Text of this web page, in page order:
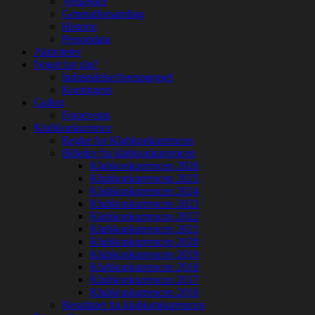
Generalforsamling
Historie
Persondata
Aktiviteter
Noget for dig?
Indmeldelse/forespørgsel
Kontingent
Galleri
Fotoevents
Klubkonkurrence
Regler for Klubkonkurrencen
Billeder fra klubkonkurrencen
Klubkonkurrencen 2026
Klubkonkurrencen 2025
Klubkonkurrencen 2024
Klubkonkurrencen 2023
Klubkonkurrencen 2022
Klubkonkurrencen 2021
Klubkonkurrencen 2020
Klubkonkurrencen 2019
Klubkonkurrencen 2018
Klubkonkurrencen 2017
Klubkonkurrencen 2016
Resultater fra klubkonkurrencen